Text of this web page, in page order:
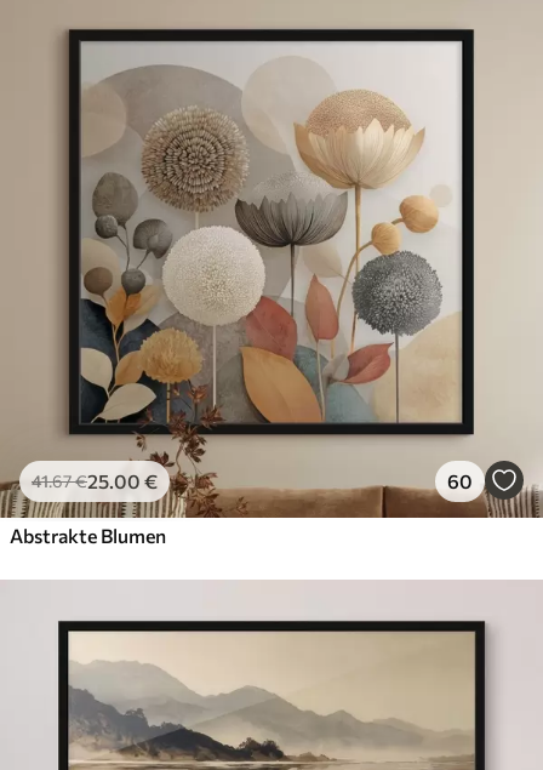
41.67€25.00 € 60
Abstrakte Blumen